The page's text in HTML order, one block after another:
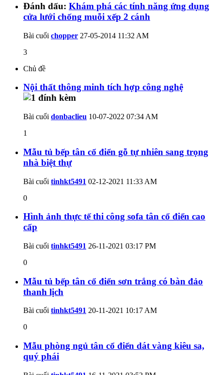
Đánh dấu: Khám phá các tính năng ứng dụng
cửa lưới chống muỗi xếp 2 cánh
Bài cuối chopper 27-05-2014 11:32 AM
3
Chủ đề
Nội thất thông minh tích hợp công nghệ
Bài cuối donbaclieu 10-07-2022 07:34 AM
1
Mẫu tủ bếp tân cổ điển gỗ tự nhiên sang trọng
nhà biệt thự
Bài cuối tinhkt5491 02-12-2021 11:33 AM
0
Hình ảnh thực tế thi công sofa tân cổ điển cao
cấp
Bài cuối tinhkt5491 26-11-2021 03:17 PM
0
Mẫu tủ bếp tân cổ điển sơn trắng có bàn đảo
thanh lịch
Bài cuối tinhkt5491 20-11-2021 10:17 AM
0
Mẫu phòng ngủ tân cổ điển dát vàng kiêu sa,
quý phái